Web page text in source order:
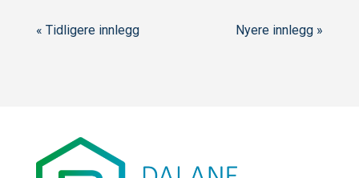
« Tidligere innlegg Nyere innlegg »